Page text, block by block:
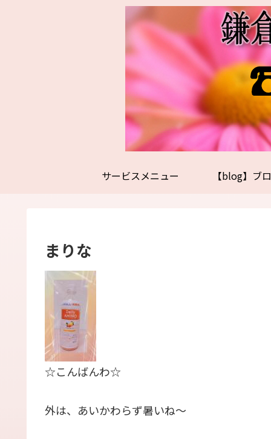
サービスメニュー 【blog】ブ
まりな
☆こんばんわ☆
外は、あいかわらず暑いね〜